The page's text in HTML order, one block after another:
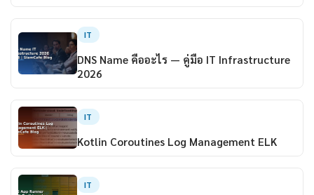
IT
DNS Name คืออะไร — คู่มือ IT Infrastructure
2026
IT
Kotlin Coroutines Log Management ELK
IT